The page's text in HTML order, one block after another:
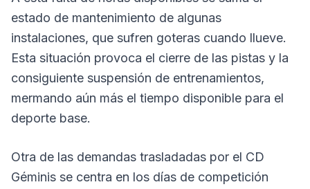
estado de mantenimiento de algunas
instalaciones, que sufren goteras cuando llueve.
Esta situación provoca el cierre de las pistas y la
consiguiente suspensión de entrenamientos,
mermando aún más el tiempo disponible para el
deporte base.
Otra de las demandas trasladadas por el CD
Géminis se centra en los días de competición